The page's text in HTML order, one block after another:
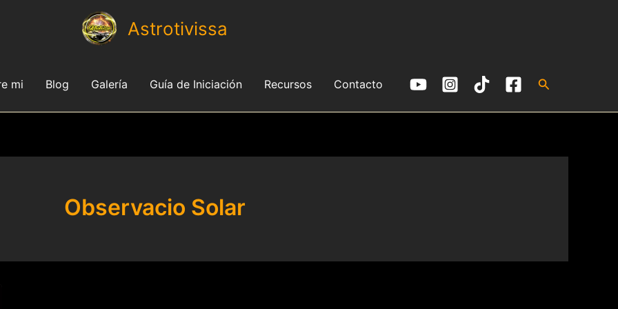
Astrotivissa
mi Blog Galería Guía de Iniciación Recursos Contacto Buscar
Observacio Solar